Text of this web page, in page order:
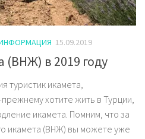
15.09.2019
(ВНЖ) в 2019 году
туристик икамета,
хотите жить в Турции,
икамета. Помним, что за
икамета (ВНЖ) вы можете уже